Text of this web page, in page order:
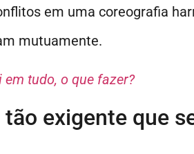
em uma coreografia
mutuamente.
tudo, o que fazer?
exigente que